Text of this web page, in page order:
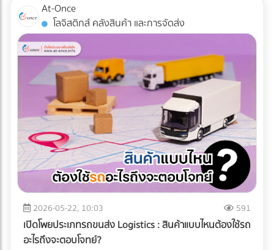
งาน ระบบระบายน้ำใต้ดิน (Subsurface Drainage): วางท่อเจาะรู
ใต้ดินเพื่อลดระดับน้ำใต้ดิน ป้องกันดินอ่อนตัว บ่อพักน้ำและปั๊ม
น้ำ (Retention Ponds & Pump Stations): สร้างบ่อพักน้ำ
ชั่วคราวในจุดที่ต่ำที่สุด และใช้ปั๊มน้ำบาดาลหรือเครื่องสูบน้ำขนาด
ใหญ่ สูบน้ำออกสู่แหล่งน้ำสาธารณะอย่างรวดเร็ว ผลลัพธ์ที่ได้
และคำแนะนำสำหรับ Site Manager จากการวางระบบระบายน้ำ
อย่างรัดกุม โครงการสามารถดำเนินงานต่อได้ 100% ตลอดฤดู
ฝน อายุการใช้งานของเครื่องจักรไม่สั้นลง และไม่มีค่าซ่อมบำรุง
ฉุกเฉิน สรุป 3 ข้อแนะนำก่อนเริ่มงาน: 1. เช็กประวัติน้ำท่วมย้อน
หลัง 2. เตรียมเนินดินหรือพื้นที่สูงสำหรับจอดเครื่องจักรหลังเลิก
งาน 3. จัดทำแผนฉุกเฉินในการอพยพเครื่องจักร กำลังเตรียม
พื้นที่ก่อสร้าง หรือต้องการเช่าเครื่องจักรหนัก หรือวางแผน
จัดการเรื่องน้ำ? ค้นหาและเปรียบเทียบบริการได้ที่ At-Once
แพลตฟอร์มรวมธุรกิจ B2B อันดับหนึ่งของไทย
และเสียต้นทุน ในปี 2026 AI ตรวจสอบคุณภาพ และ Machine
Learning โรงงาน ได้เข้ามาปฏิวัติเครื่องตรวจจับสิ่งแปลกปลอม
ไปสู่ยุคใหม่ที่แม่นยำกว่าเดิมเพื่อแก้ปัญหา False Reject อย่าง
จริงจัง ซึ่งถือเป็นมาตรฐานใหม่ที่โรงงานอาหารในไทยต้องเริ่ม
ปรับตัวตามแนวทางสากลนี้ Machine Learning เปลี่ยนการ
ทำงานของเครื่อง X-ray อย่างไร? เทคโนโลยี X-ray
อุตสาหกรรมอาหาร 2026 ใช้ระบบ AI ในการทำ Anomaly
Detection (การตรวจจับความผิดปกติ) แทนที่จะตั้งค่าความหนา
แน่นแบบตายตัว AI จะเรียนรู้ภาพของอาหารที่สมบูรณ์แบบนับ
หมื่นภาพ เมื่อเจอสิ่งผิดปกติที่ซ่อนอยู่ในพื้นผิวที่ซับซ้อน (เช่น
ซีเรียล หรือถั่วรวม) AI จะประมวลผลและคัดแยกได้อย่างแม่นยำ 3
เทรนด์ความสามารถใหม่ของระบบ QC อาหารอัตโนมัติ 1. การ
ตรวจจับสิ่งแปลกปลอมความหนาแน่นต่ำ: AI ช่วยให้เครื่องสแกน
x-ray ตรวจจับพลาสติกบาง, ยาง, หรือกระดูกอ่อนในเนื้อสัตว์
ซึ่งเป็นสิ่งที่รังสี X-ray แบบเดิมมักจะมองข้าม 2. ตรวจสอบบรรจุ
ภัณฑ์และน้ำหนักในขั้นตอนเดียว: เครื่อง X-ray ยุคใหม่สามารถ
At-Once
โลจิสติกส์ คลังสินค้า และการจัดส่ง
2026-05-22, 10:03 591
เปิดโพยประเภทรถขนส่ง Logistics : สินค้าแบบไหนต้องใช้รถ
อะไรถึงจะตอบโจทย์?